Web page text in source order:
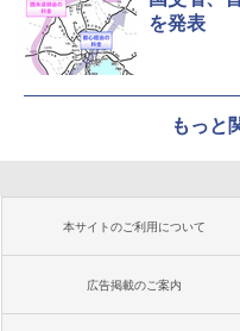
を発表
もっと
本サイトのご利用について
広告掲載のご案内